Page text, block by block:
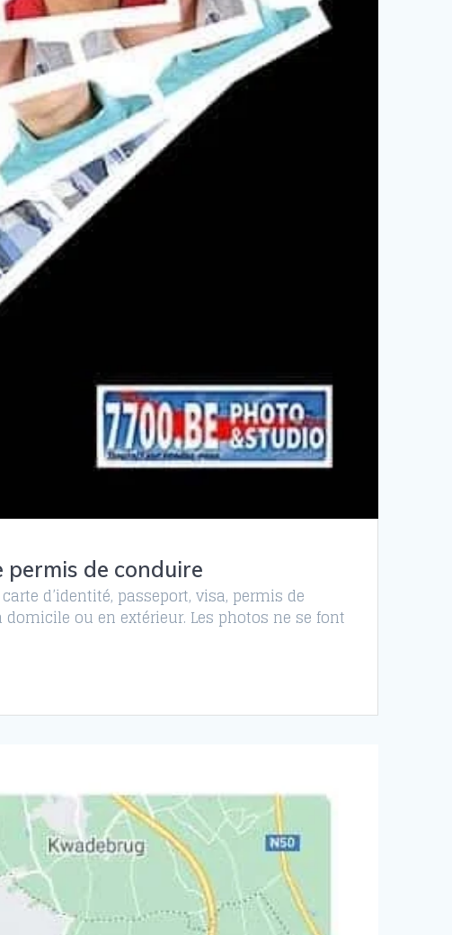
permis de conduire
d’identité, passeport, visa, permis de
ou en extérieur. Les photos ne se font